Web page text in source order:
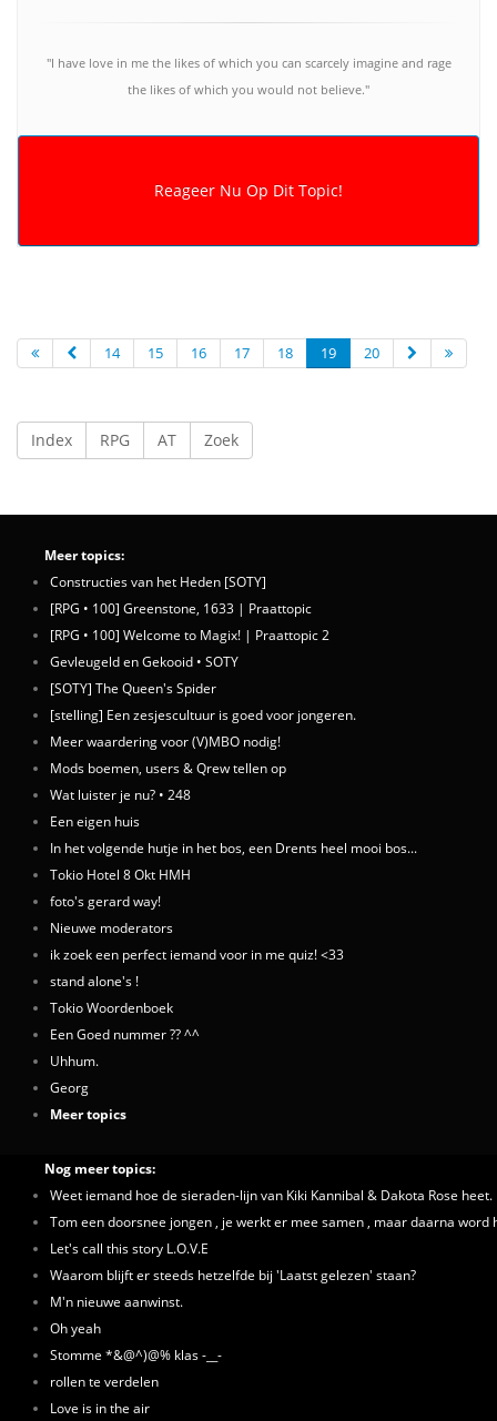
"I have love in me the likes of which you can scarcely imagine and rage
the likes of which you would not believe."
14 15 16 17 18 19 20
Index RPG AT Zoek
Meer topics:
Constructies van het Heden [SOTY]
[RPG • 100] Greenstone, 1633 | Praattopic
[RPG • 100] Welcome to Magix! | Praattopic 2
Gevleugeld en Gekooid • SOTY
[SOTY] The Queen's Spider
[stelling] Een zesjescultuur is goed voor jongeren.
Meer waardering voor (V)MBO nodig!
Mods boemen, users & Qrew tellen op
Wat luister je nu? • 248
Een eigen huis
In het volgende hutje in het bos, een Drents heel mooi bos...
Tokio Hotel 8 Okt HMH
foto's gerard way!
Nieuwe moderators
ik zoek een perfect iemand voor in me quiz! <33
stand alone's !
Tokio Woordenboek
Een Goed nummer ?? ^^
Uhhum.
Georg
Meer topics
Nog meer topics:
Weet iemand hoe de sieraden-lijn van Kiki Kannibal & Dakota Rose heet.
Tom een doorsnee jongen , je werkt er mee samen , maar daarna word
Let's call this story L.O.V.E
Waarom blijft er steeds hetzelfde bij 'Laatst gelezen' staan?
M'n nieuwe aanwinst.
Oh yeah
Stomme *&@^)@% klas -__-
rollen te verdelen
Love is in the air